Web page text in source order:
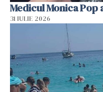
Medicul Monica Pop
31 IULIE 2026